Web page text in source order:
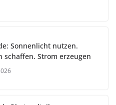
Sonnenlicht nutzen.
schaffen. Strom erzeugen